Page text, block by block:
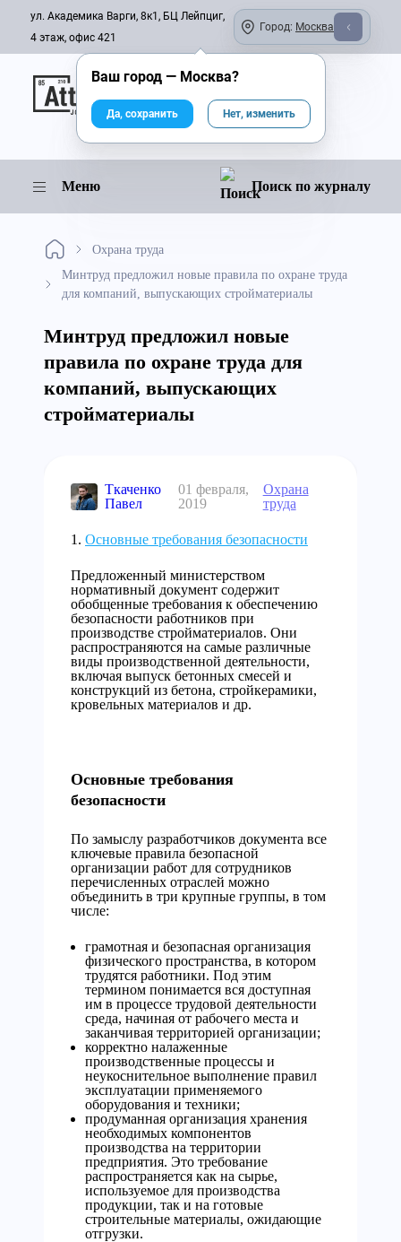
ул. Академика Варги, 8к1, БЦ Лейпциг,
4 этаж, офис 421
Город: Москва
Онлайн-журнал
Меню Поиск по журналу
Охрана труда
Минтруд предложил новые правила по охране труда
для компаний, выпускающих стройматериалы
Минтруд предложил новые
правила по охране труда для
компаний, выпускающих
стройматериалы
Ткаченко
Павел
01 февраля,
2019
Охрана
труда
Основные требования безопасности
Предложенный министерством
нормативный документ содержит
обобщенные требования к обеспечению
безопасности работников при
производстве стройматериалов. Они
распространяются на самые различные
виды производственной деятельности,
включая выпуск бетонных смесей и
конструкций из бетона, стройкерамики,
кровельных материалов и др.
Основные требования
безопасности
По замыслу разработчиков документа все
ключевые правила безопасной
организации работ для сотрудников
перечисленных отраслей можно
объединить в три крупные группы, в том
числе:
грамотная и безопасная организация
физического пространства, в котором
трудятся работники. Под этим
термином понимается вся доступная
им в процессе трудовой деятельности
среда, начиная от рабочего места и
заканчивая территорией организации;
корректно налаженные
производственные процессы и
неукоснительное выполнение правил
эксплуатации применяемого
оборудования и техники;
продуманная организация хранения
необходимых компонентов
производства на территории
предприятия. Это требование
распространяется как на сырье,
используемое для производства
продукции, так и на готовые
строительные материалы, ожидающие
отгрузки.
Ваш город — Москва?
Да, сохранить Нет, изменить